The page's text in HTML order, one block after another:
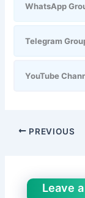
WhatsApp
Telegram
YouTube
PREVIOUS
Leave